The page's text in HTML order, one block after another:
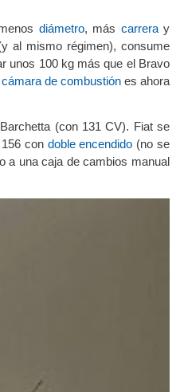
diámetro, más carreray
al mismo régimen), consume
unos 100 kg más que el Bravo
cámara de combustión es ahora
(con 131 CV). Fiat se
con doble encendido (no se
a una caja de cambios manual